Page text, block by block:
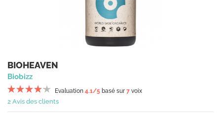
BIOHEAVEN
Biobizz
Evaluation 4.1/5 basé sur7 voix
2 Avis des clients